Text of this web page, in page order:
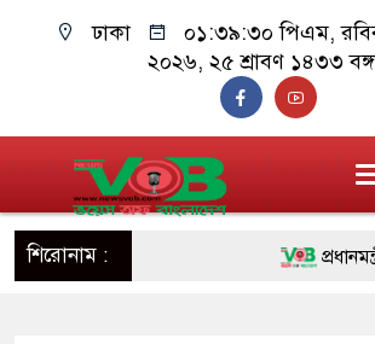
ঢাকা ০১:৩৯:৩০ পিএম,
২০২৬, ২৫ শ্রাবণ ১৪৩৩
শিরোনাম : প্রধানমন্ত্রী